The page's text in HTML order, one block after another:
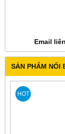
Email
SẢN PHẨM NỔI
HOT